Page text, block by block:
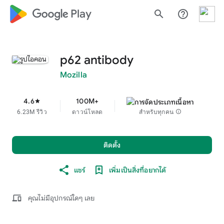
google_logo Play search help_outline
p62 antibody
Mozilla
4.6star
6.23M รีวิว
100M+
ดาวน์โหลด สำหรับทุกคน info
ติดตั้ง
แชร์ เพิ่มเป็นสิ่งที่อยากได้
devices คุณไม่มีอุปกรณ์ใดๆ เลย